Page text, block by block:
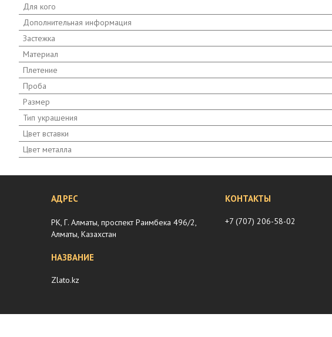
Для кого
Дополнительная информация
Застежка
Материал
Плетение
Проба
Размер
Тип украшения
Цвет вставки
Цвет металла
РК, Г. Алматы, проспект Раимбека 496/2,
Алматы, Казахстан
Zlato.kz
+7 (707) 206-58-02